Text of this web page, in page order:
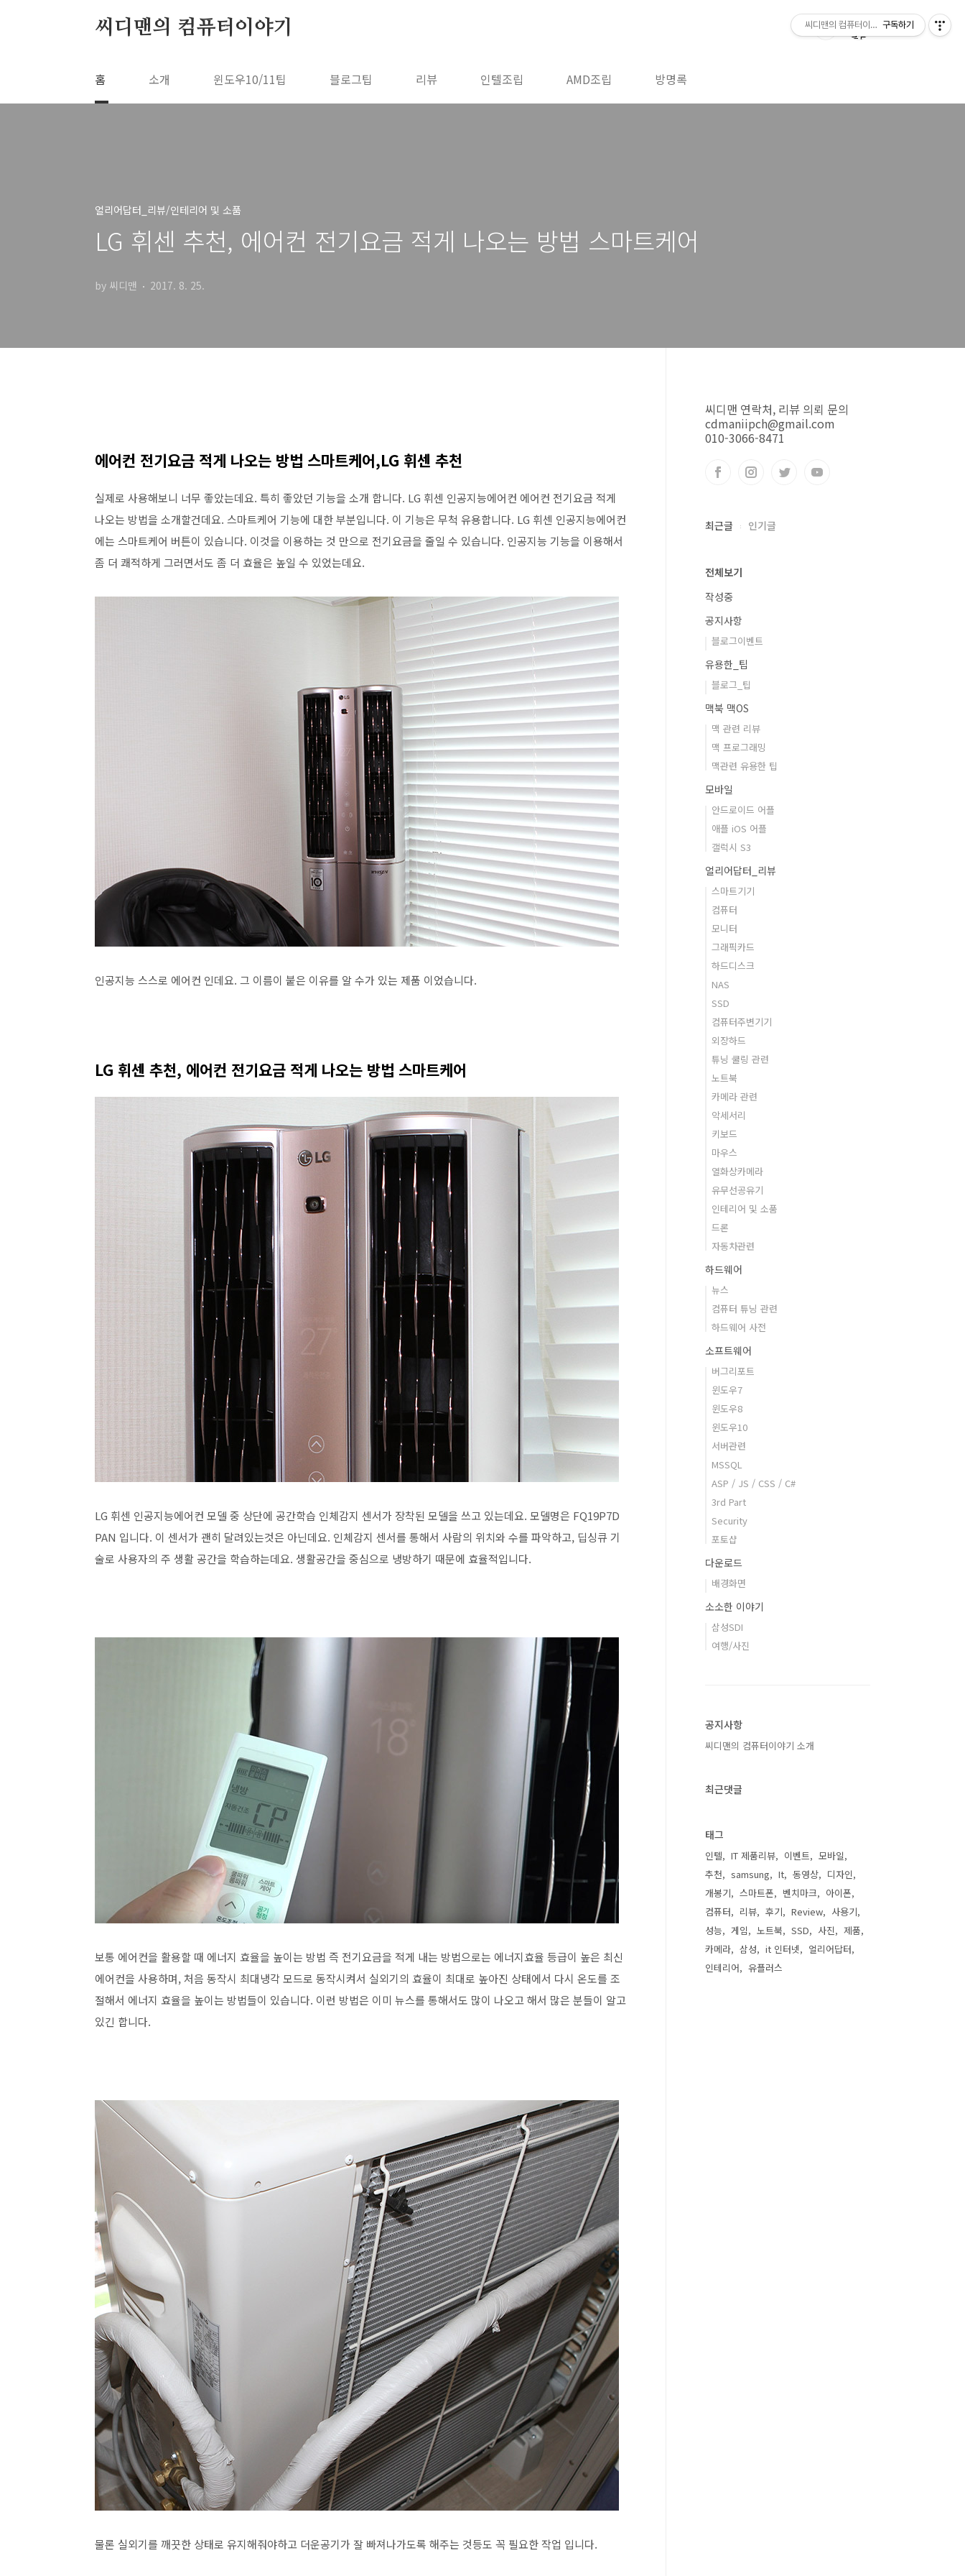
씨디맨의 컴퓨터이야기
홈 소개 윈도우10/11팁 블로그팁 리뷰 인텔조립 AMD조립 방명록
얼리어답터_리뷰/인테리어 및 소품
LG 휘센 추천, 에어컨 전기요금 적게 나오는 방법 스마트케어
by 씨디맨 2017. 8. 25.
에어컨 전기요금 적게 나오는 방법 스마트케어,LG 휘센 추천
실제로 사용해보니 너무 좋았는데요. 특히 좋았던 기능을 소개 합니다. LG 휘센 인공지능에어컨 에어컨 전기요금 적게
나오는 방법을 소개할건데요. 스마트케어 기능에 대한 부분입니다. 이 기능은 무척 유용합니다. LG 휘센 인공지능에어컨
에는 스마트케어 버튼이 있습니다. 이것을 이용하는 것 만으로 전기요금을 줄일 수 있습니다. 인공지능 기능을 이용해서
좀 더 쾌적하게 그러면서도 좀 더 효율은 높일 수 있었는데요.
인공지능 스스로 에어컨 인데요. 그 이름이 붙은 이유를 알 수가 있는 제품 이었습니다.
LG 휘센 추천, 에어컨 전기요금 적게 나오는 방법 스마트케어
LG 휘센 인공지능에어컨 모델 중 상단에 공간학습 인체감지 센서가 장착된 모델을 쓰고 있는데요. 모델명은 FQ19P7D
PAN 입니다. 이 센서가 괜히 달려있는것은 아닌데요. 인체감지 센서를 통해서 사람의 위치와 수를 파악하고, 딥싱큐 기
술로 사용자의 주 생활 공간을 학습하는데요. 생활공간을 중심으로 냉방하기 때문에 효율적입니다.
보통 에어컨을 활용할 때 에너지 효율을 높이는 방법 즉 전기요금을 적게 내는 방법으로는 에너지효율 등급이 높은 최신
에어컨을 사용하며, 처음 동작시 최대냉각 모드로 동작시켜서 실외기의 효율이 최대로 높아진 상태에서 다시 온도를 조
절해서 에너지 효율을 높이는 방법들이 있습니다. 이런 방법은 이미 뉴스를 통해서도 많이 나오고 해서 많은 분들이 알고
있긴 합니다.
물론 실외기를 깨끗한 상태로 유지해줘야하고 더운공기가 잘 빠져나가도록 해주는 것등도 꼭 필요한 작업 입니다.
씨디맨 연락처, 리뷰 의뢰 문의
cdmaniipch@gmail.com
010-3066-8471
최근글 인기글
전체보기
작성중
공지사항
블로그이벤트
유용한_팁
블로그_팁
맥북 맥OS
맥 관련 리뷰
맥 프로그래밍
맥관련 유용한 팁
모바일
안드로이드 어플
애플 iOS 어플
갤럭시 S3
얼리어답터_리뷰
스마트기기
컴퓨터
모니터
그래픽카드
하드디스크
NAS
SSD
컴퓨터주변기기
외장하드
튜닝 쿨링 관련
노트북
카메라 관련
악세서리
키보드
마우스
열화상카메라
유무선공유기
인테리어 및 소품
드론
자동차관련
하드웨어
뉴스
컴퓨터 튜닝 관련
하드웨어 사전
소프트웨어
버그리포트
윈도우7
윈도우8
윈도우10
서버관련
MSSQL
ASP / JS / CSS / C#
3rd Part
Security
포토샵
다운로드
배경화면
소소한 이야기
삼성SDI
여행/사진
공지사항
씨디맨의 컴퓨터이야기 소개
최근댓글
태그
인텔 IT 제품리뷰 이벤트
모바일
추천
samsung It 동영상
디자인
개봉기
스마트폰 벤치마크
아이폰
컴퓨터
리뷰 후기 Review
사용기
성능
게임 노트북 SSD 사진
제품
카메라
삼성 it 인터넷
얼리어답터
인테리어
유플러스
씨디맨의 컴퓨터이야기구독하기